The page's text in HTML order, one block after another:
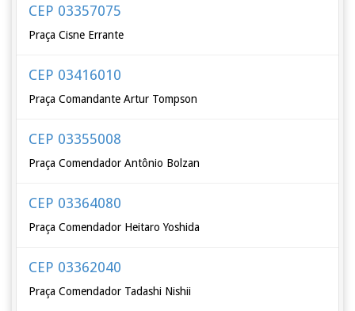
CEP 03357075
Praça Cisne Errante
CEP 03416010
Praça Comandante Artur Tompson
CEP 03355008
Praça Comendador Antônio Bolzan
CEP 03364080
Praça Comendador Heitaro Yoshida
CEP 03362040
Praça Comendador Tadashi Nishii